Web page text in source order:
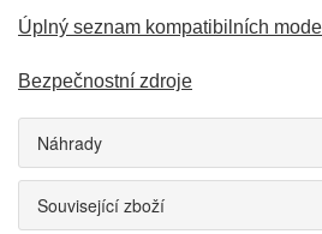
Úplný seznam kompatibilních
Bezpečnostní zdroje
Náhrady
Související zboží